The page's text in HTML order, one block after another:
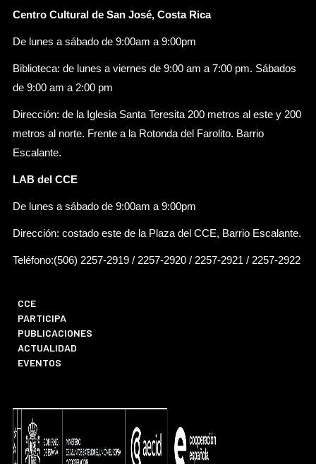
Centro Cultural de San José, Costa Rica
De lunes a sábado de 9:00am a 9:00pm
Biblioteca: de lunes a viernes de 9:00 am a 7:00 pm. Sábados
de 9:00 am a 2:00 pm
Dirección: de la Iglesia Santa Teresita 200 metros al este y 200
metros al norte. Frente a la Rotonda del Farolito. Barrio
Escalante.
LAB del CCE
De lunes a sábado de 9:00am a 9:00pm
Dirección: costado este de la Plaza del CCE, Barrio Escalante.
Teléfono:(506) 2257-2919 / 2257-2920 / 2257-2921 / 2257-2922
CCE
PARTICIPA
PUBLICACIONES
ACTUALIDAD
EVENTOS